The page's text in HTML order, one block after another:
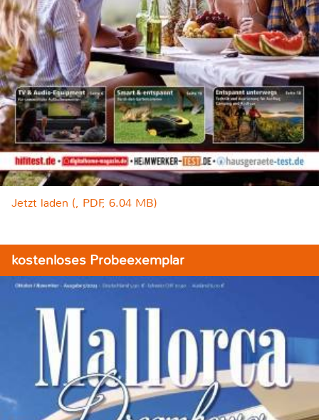
Jetzt laden (, PDF, 6.04 MB)
kostenloses Probeexemplar